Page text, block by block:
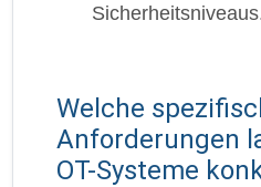
Welche
Anforderungen
OT-Systeme